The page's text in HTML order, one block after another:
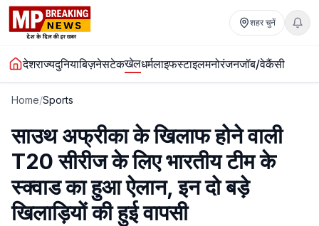
शहर चुनें
देशराज्यदुनियाबिज़नेसटेकखेलधर्मलाइफस्टाइलमनोरंजनजॉब/वेकैंसी
Home/Sports
साउथ अफ्रीका के खिलाफ होने वाली
T20 सीरीज के लिए भारतीय टीम के
स्क्वाड का हुआ ऐलान, इन दो बड़े
खिलाड़ियों की हुई वापसी